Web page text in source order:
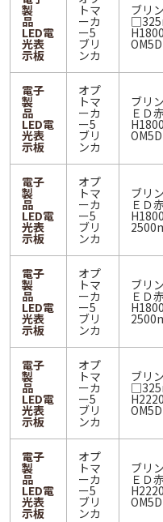
製
品
LED電
光表
示板
トマ
ーカ
ー5
ブリ
ンカ
ブリ
電子
製
品
LED電
光表
示板
オプ
トマ
ーカ
ー5
ブリ
ンカ
ブリ
ＥＤ
電子
製
品
LED電
光表
示板
オプ
トマ
ーカ
ー5
ブリ
ンカ
ブリ
ＥＤ
電子
製
品
LED電
光表
示板
オプ
トマ
ーカ
ー5
ブリ
ンカ
ブリ
ＥＤ
電子
製
品
LED電
光表
示板
オプ
トマ
ーカ
ー5
ブリ
ンカ
ブリ
電子
製
品
LED電
光表
示板
オプ
トマ
ーカ
ー5
ブリ
ンカ
ブリ
ＥＤ